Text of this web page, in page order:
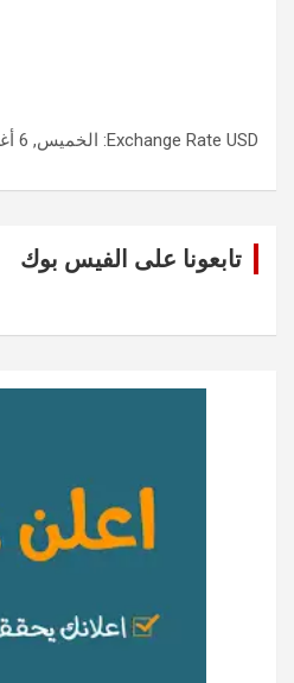
Exchange Rate USD : الخميس, 6 أغسطس.
تابعونا على الفيس بوك